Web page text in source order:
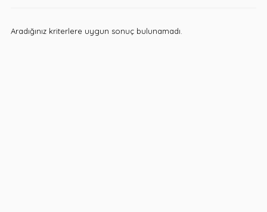
Aradığınız kriterlere uygun sonuç bulunamadı.